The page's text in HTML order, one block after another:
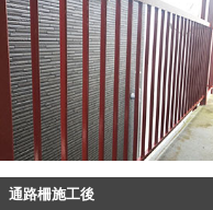
通路柵施工後